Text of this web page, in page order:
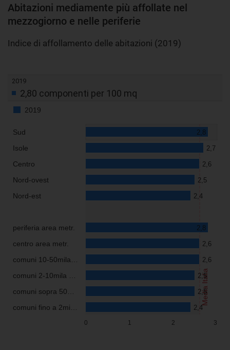
Abitazioni mediamente più affollate nel
mezzogiorno e nelle periferie
Indice di affollamento delle abitazioni (2019)